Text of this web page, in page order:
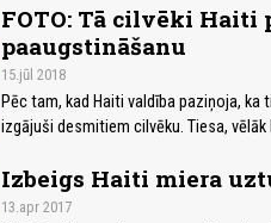
FOTO: Tā cilvēki Haiti
paaugstināšanu
15.jūl 2018
Pēc tam, kad Haiti valdība paziņoja,
izgājuši desmitiem cilvēku. Tiesa,
Izbeigs Haiti miera
13.apr 2017